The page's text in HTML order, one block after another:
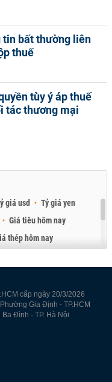
tin bất thường liên
thuế
tùy ý áp thuế
tác thương mại
giá usd
Tỷ giá yen
Giá tiêu hôm nay
thép hôm nay
cấp ngày 20/3/2026
Gia Định - TP.HCM
Đình - TP. Hà Nội